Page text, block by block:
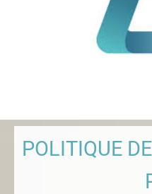
POLITIQUE